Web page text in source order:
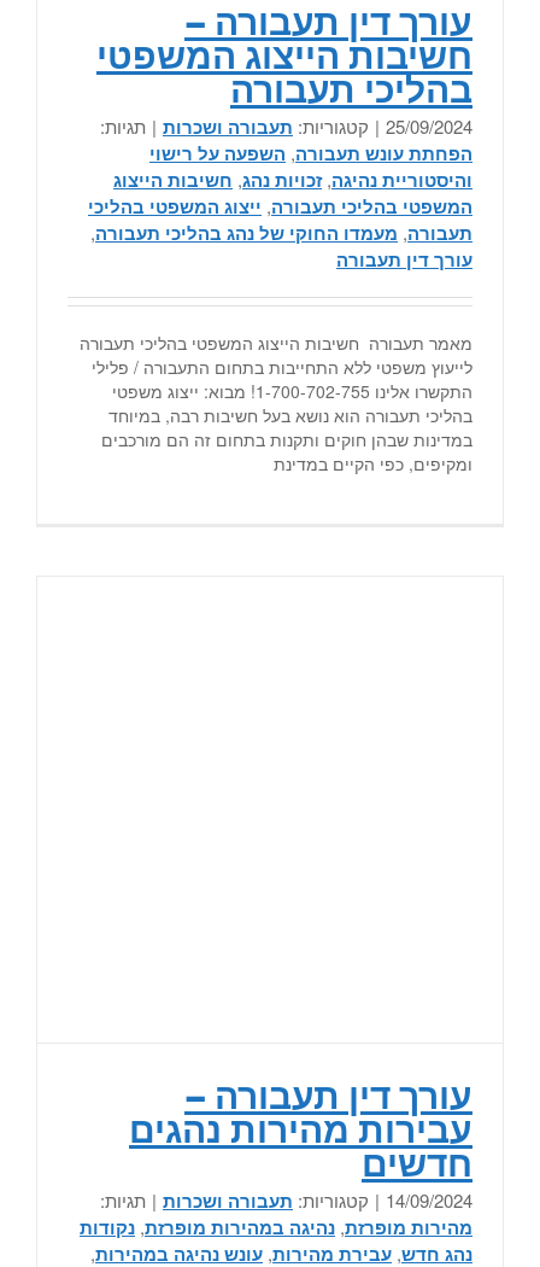
עורך דין תעבורה –
חשיבות הייצוג המשפטי
בהליכי תעבורה
25/09/2024
| קטגוריות: תעבורה ושכרות | תגיות:
הפחתת עונש תעבורה, השפעה על רישוי
והיסטוריית נהיגה,זכויות נהג, חשיבות הייצוג
המשפטי בהליכי תעבורה, ייצוג המשפטי בהליכי
תעבורה, מעמדו החוקי של נהג בהליכי תעבורה,
עורך דין תעבורה
מאמר תעבורה חשיבות הייצוג המשפטי בהליכי תעבורה
לייעוץ משפטי ללא התחייבות בתחום התעבורה / פלילי
התקשרו אלינו 1-700-702-755! מבוא: ייצוג משפטי
בהליכי תעבורה הוא נושא בעל חשיבות רבה, במיוחד
במדינות שבהן חוקים ותקנות בתחום זה הם מורכבים
ומקיפים, כפי הקיים במדינת
עורך דין תעבורה –
עבירות מהירות נהגים
חדשים
14/09/2024
| קטגוריות: תעבורה ושכרות | תגיות:
מהירות מופרזת, נהיגה במהירות מופרזת, נקודות
נהג חדש, עבירת מהירות, עונש נהיגה במהירות,